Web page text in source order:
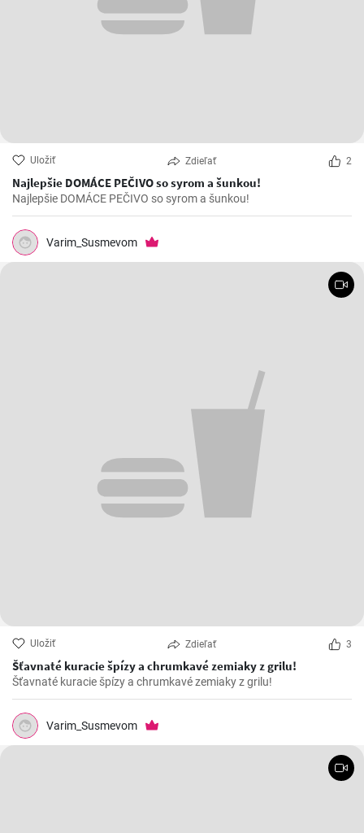
Uložiť Zdieľať 2
Najlepšie DOMÁCE PEČIVO so syrom a šunkou!
Najlepšie DOMÁCE PEČIVO so syrom a šunkou!
Varim_Susmevom
Uložiť Zdieľať 3
Šťavnaté kuracie špízy a chrumkavé zemiaky z grilu!
Šťavnaté kuracie špízy a chrumkavé zemiaky z grilu!
Varim_Susmevom